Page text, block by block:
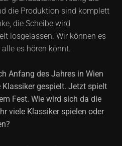
die Produktion sind komplett
die Scheibe wird
losgelassen. Wir können es
es hören könnt.
Anfang des Jahres in Wien
gespielt. Jetzt spielt
Fest. Wie wird sich da die
viele Klassiker spielen oder